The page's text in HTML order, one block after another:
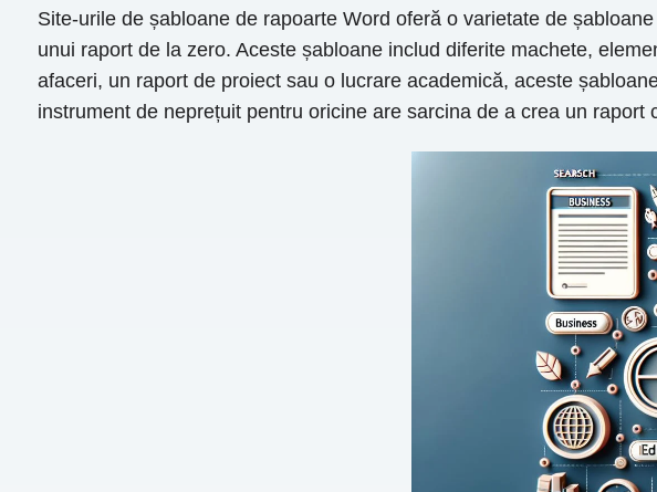
Site-urile de șabloane de rapoarte Word oferă o varietate de
unui raport de la zero. Aceste șabloane includ diferite machete,
afaceri, un raport de proiect sau o lucrare academică, aceste
instrument de neprețuit pentru oricine are sarcina de a crea un raport